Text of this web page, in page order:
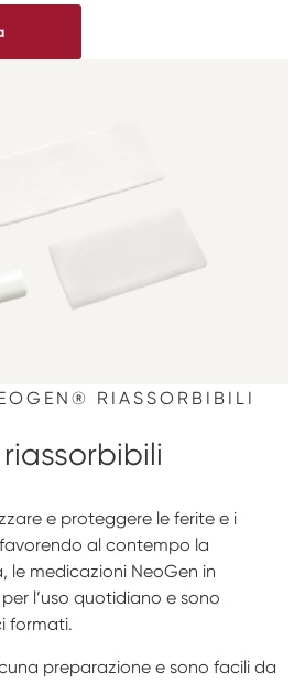
RIASSORBIBILI
e proteggere le ferite e i
al contempo la
le medicazioni NeoGen in
l’uso quotidiano e sono
formati.
preparazione e sono facili da